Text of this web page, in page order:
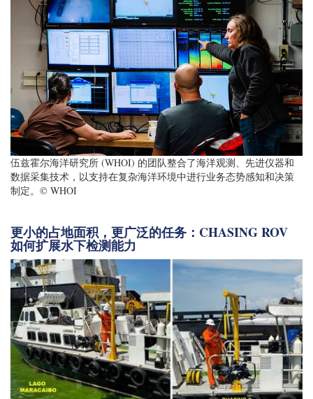
伍兹霍尔海洋研究所 (WHOI) 的团队整合了海洋观测、先进仪器和
数据采集技术，以支持在复杂海洋环境中进行业务态势感知和决策
制定。© WHOI
更小的占地面积，更广泛的任务：CHASING ROV
如何扩展水下检测能力